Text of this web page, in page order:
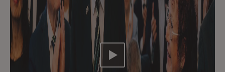
Video abspielen